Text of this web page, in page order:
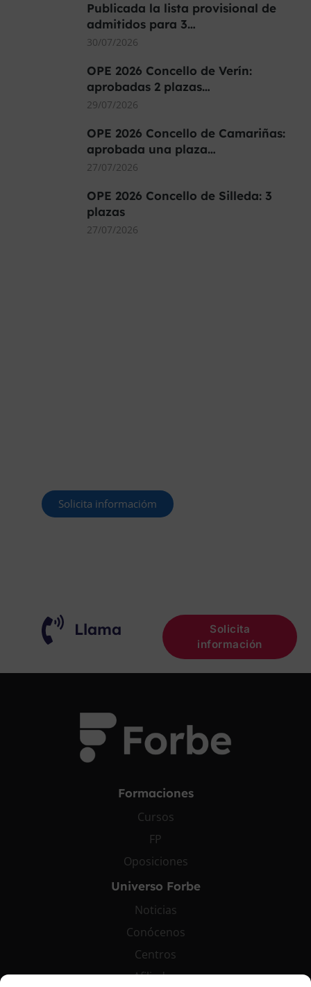
Publicada la lista provisional de
admitidos para 3…
30/07/2026
OPE 2026 Concello de Verín:
aprobadas 2 plazas…
29/07/2026
OPE 2026 Concello de Camariñas:
aprobada una plaza…
27/07/2026
OPE 2026 Concello de Silleda: 3
plazas
27/07/2026
Solicita informacióm
Llama
Solicita
información
Formaciones
Cursos
FP
Oposiciones
Universo Forbe
Noticias
Conócenos
Centros
Afiliados